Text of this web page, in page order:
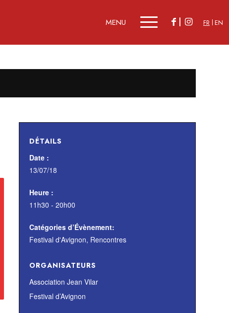
FR EN
DÉTAILS
Date :
13/07/18
Heure :
11h30 - 20h00
Catégories d’Évènement:
Festival d'Avignon, Rencontres
ORGANISATEURS
Association Jean Vilar
Festival d’Avignon